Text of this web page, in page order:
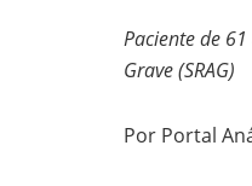
Paciente de
Grave (SRAG)
Por Portal